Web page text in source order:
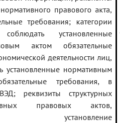
правового акта,
требования; категории
установленные
актом обязательные
деятельности лиц,
установленные нормативным
требования, в
реквизиты структурных
правовых актов,
установление